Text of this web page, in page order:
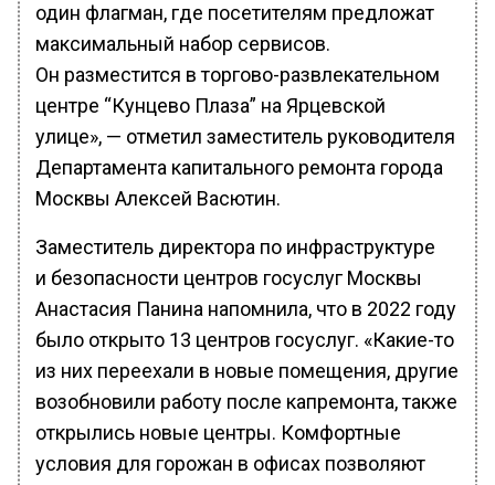
один флагман, где посетителям предложат
максимальный набор сервисов.
Он разместится в торгово-развлекательном
центре “Кунцево Плаза” на Ярцевской
улице», — отметил заместитель руководителя
Департамента капитального ремонта города
Москвы Алексей Васютин.
Заместитель директора по инфраструктуре
и безопасности центров госуслуг Москвы
Анастасия Панина напомнила, что в 2022 году
было открыто 13 центров госуслуг. «Какие-то
из них переехали в новые помещения, другие
возобновили работу после капремонта, также
открылись новые центры. Комфортные
условия для горожан в офисах позволяют